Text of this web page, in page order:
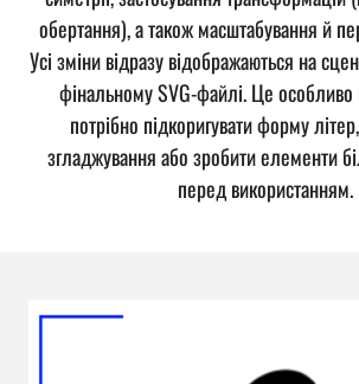
обертання), а також масштабування й
Усі зміни відразу відображаються на
фінальному SVG-файлі. Це
потрібно підкоригувати форму
згладжування або зробити елементи
перед використанням.